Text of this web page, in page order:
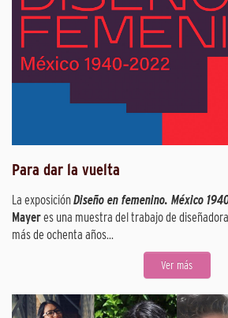
Para dar la vuelta
La exposiciónDiseño en femenino. México
Mayeres una muestra del trabajo de
más de ochenta años...
Ver más